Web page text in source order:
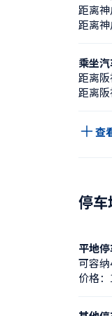
距离
距离
乘坐
距离
距离
查
停车
平地
可容
价格